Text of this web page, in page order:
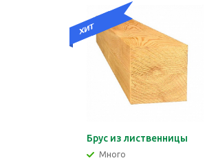
Брус из лиственницы
Много